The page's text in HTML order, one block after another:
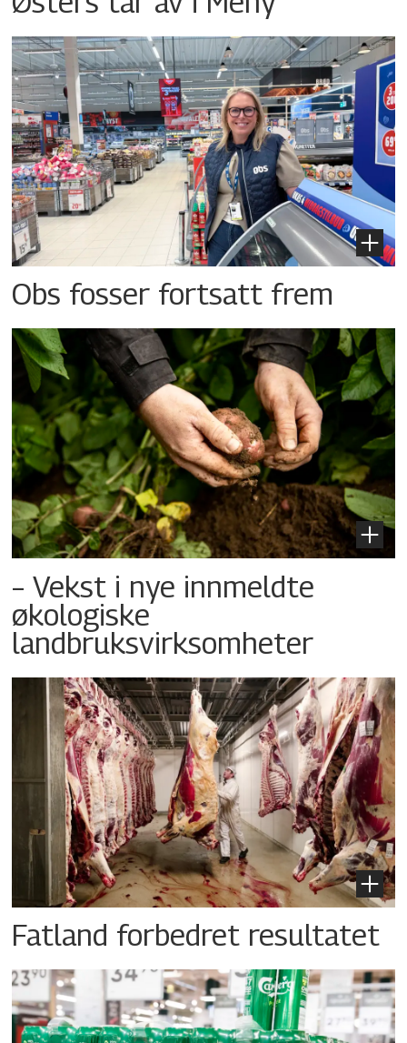
Obs fosser fortsatt frem
– Vekst i nye innmeldte
økologiske
landbruksvirksomheter
Fatland forbedret resultatet